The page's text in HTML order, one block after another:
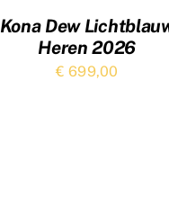
Kona Dew
Heren 2026
€ 699,00